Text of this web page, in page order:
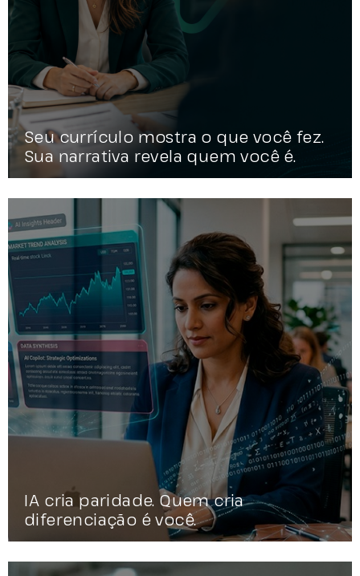
Seu currículo mostra o que você fez.
Sua narrativa revela quem você é.
IA cria paridade. Quem cria
diferenciação é você.